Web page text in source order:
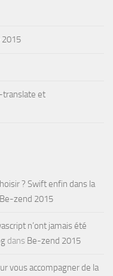
2015
translate et
? Swift enfin dans la
Be-zend 2015
n’ont jamais été
dans Be-zend 2015
vous accompagner de la